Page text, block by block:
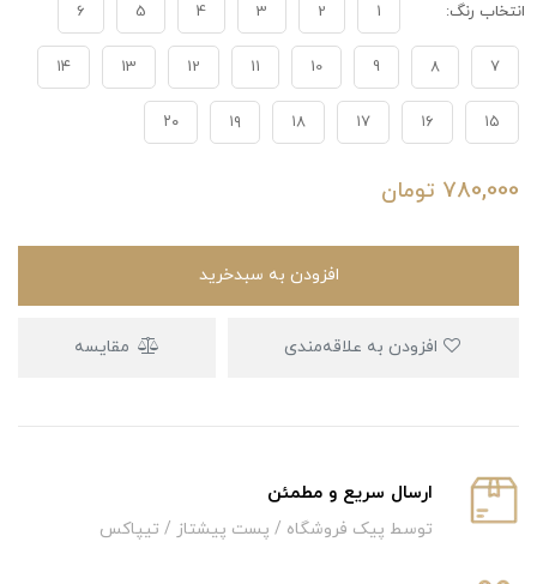
انتخاب رنگ: 1
2
3
4
5
6
7
8
9
10
11
12
13 ۱۴
۱۵ ۱۶ ۱۷ ۱۸ ۱۹ ۲۰
780,000 تومان
افزودن به سبدخرید
مقایسه
ارسال سریع و‌ مطمئن
توسط پیک فروشگاه / پست پیشتاز / تیپاکس